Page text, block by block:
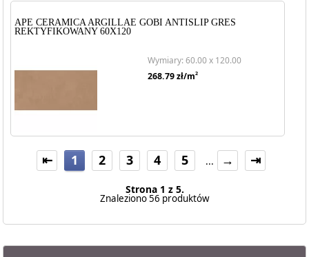
APE CERAMICA ARGILLAE GOBI ANTISLIP GRES
REKTYFIKOWANY 60X120
Wymiary: 60.00 x 120.00
268.79zł/m2
⇤ 1 2 3 4 5 ... → ⇥
Strona 1 z 5.
Znaleziono 56 produktów